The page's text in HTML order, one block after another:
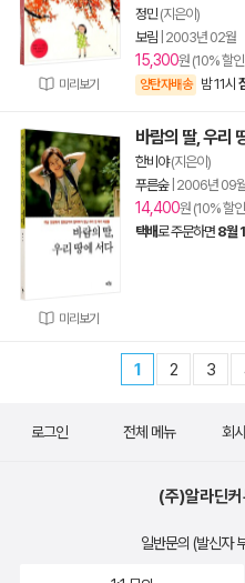
미리보기
정민(지은이)
보림 2003년 02월
15,300원 (10% 할
양탄자배송 밤 11시
미리보기
바람의 딸, 우리
한비야(지은이)
푸른숲| 2006년 09
14,400원 (10% 할
택배로 주문하면 8월
1 2 3
로그인 전체 메뉴 회
(주)알라딘
일반문의 (발신자